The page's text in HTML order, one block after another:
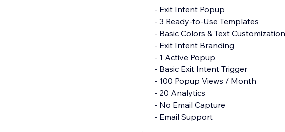
- Exit Intent Popup
- 3 Ready-to-Use Templates
- Basic Colors & Text Customization
- Exit Intent Branding
- 1 Active Popup
- Basic Exit Intent Trigger
- 100 Popup Views / Month
- 20 Analytics
- No Email Capture
- Email Support